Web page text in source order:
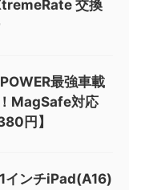
交換
最強車載
MagSafe対応
円】
インチiPad(A16)